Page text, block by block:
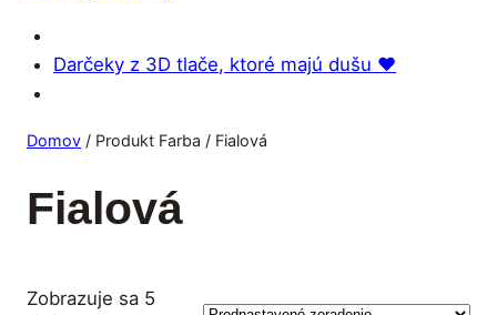
Darčeky z 3D tlače, ktoré majú dušu ♥
Prejsť
obsah
Domov / Produkt Farba / Fialová
Fialová
Zobrazuje sa 5